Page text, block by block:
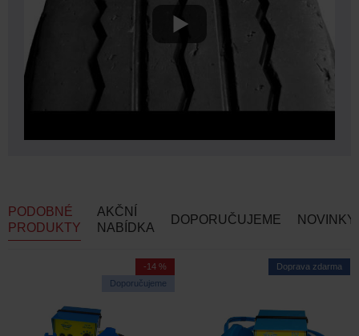
PODOBNÉ
PRODUKTY
AKČNÍ
NABÍDKA
DOPORUČUJEME NOVINKY
Doporučujeme
-14 % Doprava zdarma